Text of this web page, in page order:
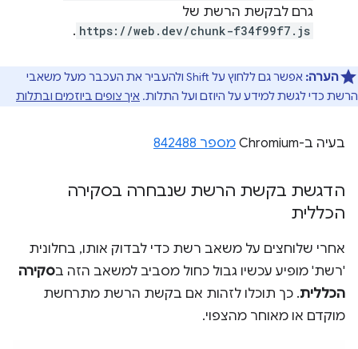
גרם לבקשת הרשת של
https://web.dev/chunk-f34f99f7.js
.
הערה:
אפשר גם ללחוץ על Shift ולהעביר את העכבר מעל משאבי
הרשת כדי לגשת למידע על היוזם ועל התלות. איך צופים ביוזמים ובתלות
בעיה ב-Chromium מספר 842488
הדגשת בקשת הרשת שנבחרה בסקירה
הכללית
אחרי שלוחצים על משאב רשת כדי לבדוק אותו, בחלונית
'רשת' מופיע עכשיו גבול כחול מסביב למשאב הזה בסקירה
הכללית. כך תוכלו לזהות אם בקשת הרשת מתרחשת
מוקדם או מאוחר מהצפוי.